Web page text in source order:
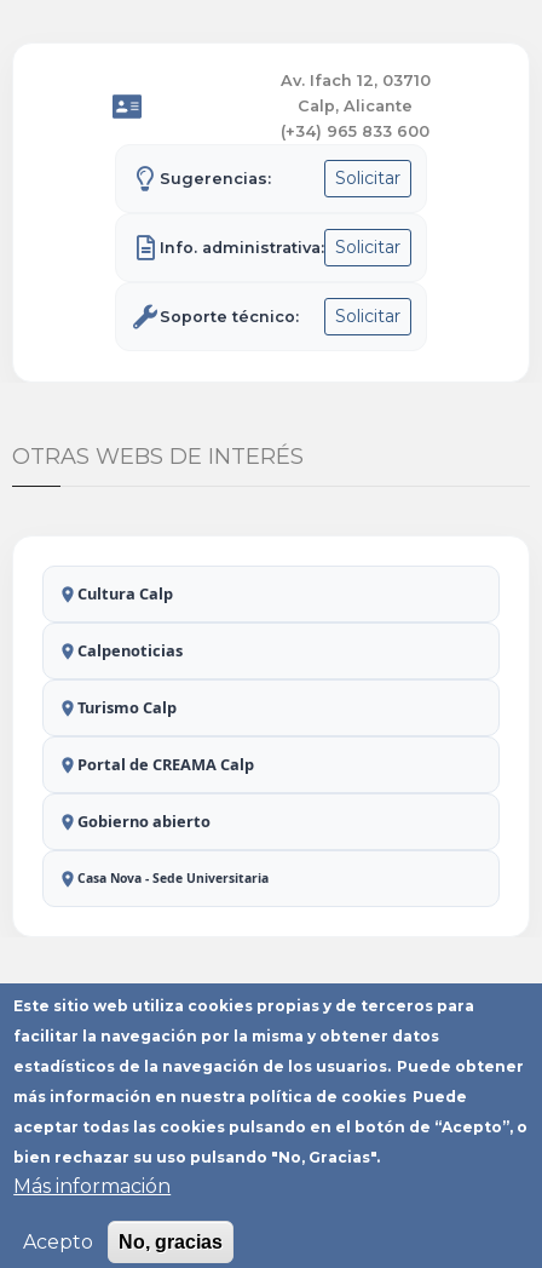
Este sitio web utiliza cookies propias y de terceros para
facilitar la navegación por la misma y obtener datos
estadísticos de la navegación de los usuarios. Puede obtener
más información en nuestra política de cookies Puede
aceptar todas las cookies pulsando en el botón de “Acepto”, o
bien rechazar su uso pulsando "No, Gracias".
Más información
Acepto No, gracias
Av. Ifach 12, 03710
Calp, Alicante
(+34) 965 833 600
Sugerencias: Solicitar
Info. administrativa: Solicitar
Soporte técnico: Solicitar
OTRAS WEBS DE INTERÉS
Cultura Calp
Calpenoticias
Turismo Calp
Portal de CREAMA Calp
Gobierno abierto
Casa Nova - Sede Universitaria
Aviso Legal
Política de
Privacidad
Política de
Cookies
Declaración
Accesibilidad
Mapa del
Copyright © Ayuntamiento de Calp